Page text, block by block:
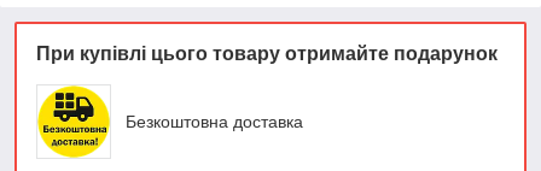
При купівлі цього товару отримайте подарунок
Безкоштовна доставка